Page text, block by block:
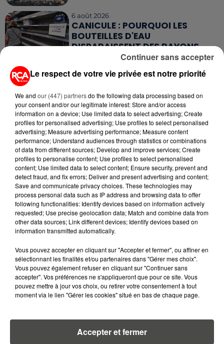
6 août 2026
CANICULE : POURQUOI LES
BOUTEILLES D'EAU
DISPARAISSENT DES RAYONS...
MANGER SAINEMENT COÛTE 25 %
ALERTE L’ONU
5 août 2026
QUELLES SONT LES MARQUES QUI
OFFRENT LE MEILLEUR RAPPORT...
RETROUVEZ TOUTE L'ACTU DE LA RÉGION ET
RECEVEZ LES ALERTES INFOS DE LA RÉDACTION
EN TÉLÉCHARGEANT L'APPLICATION MOBILE
RCA
LA RÉDACTION Voir toute l'équipe RCA
DIMITRI COUTAND
Le respect de votre vie privée est notre priorité
We and our (447) partnersdo the following data processing based on
your consent and/or our legitimate interest: Store and/or access
information on a device; Use limited data to select advertising; Create
profiles for personalised advertising; Use profiles to select personalised
advertising; Measure advertising performance; Measure content
performance; Understand audiences through statistics or combinations
of data from different sources; Develop and improve services; Create
profiles to personalise content; Use profiles to select personalised
content; Use limited data to select content; Ensure security, prevent and
detect fraud, and fix errors; Deliver and present advertising and content;
Save and communicate privacy choices. These technologies may
process personal data such as IP address and browsing data to offer
following functionalities: Identify devices based on information actively
requested; Use precise geolocation data; Match and combine data from
other data sources; Link different devices; Identify devices based on
information transmitted automatically.
Vous pouvez accepter en cliquant sur "Accepter et fermer", ou affiner en
sélectionnant les finalités et/ou partenaires dans "Gérer mes choix".
Vous pouvez également refuser en cliquant sur "Continuer sans
accepter". Vos préférences ne s'appliqueront que pour ce site. Vous
pouvez mettre à jour vos choix, ou retirer votre consentement à tout
moment via le lien "Gérer les cookies" situé en bas de chaque page.
Accepter et fermer
Continuer sans accepter